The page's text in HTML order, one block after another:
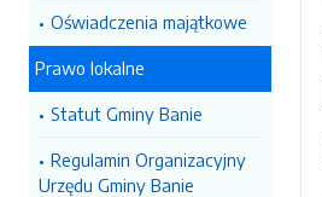
Oświadczenia majątkowe
Prawo lokalne
Statut Gminy Banie
Regulamin Organizacyjny
Urzędu Gminy Banie